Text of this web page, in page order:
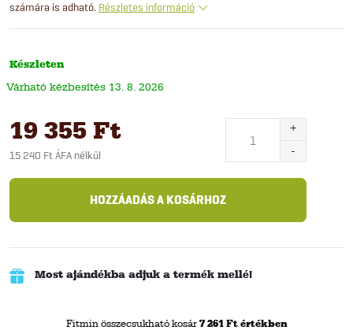
számára is adható. Részletes információ
Készleten
13. 8. 2026
19 355 Ft
15 240 Ft ÁFA nélkül
HOZZÁADÁS A KOSÁRHOZ
Most ajándékba adjuk a termék mellé!
Fitmin összecsukható kosár 7 261 Ft értékben